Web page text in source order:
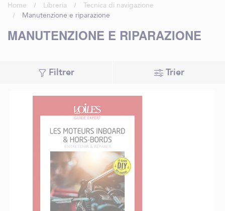
Home Libreria
Tecnica di navigazione
Manutenzione e riparazione
MANUTENZIONE E RIPARAZIONE
Filtrer Trier